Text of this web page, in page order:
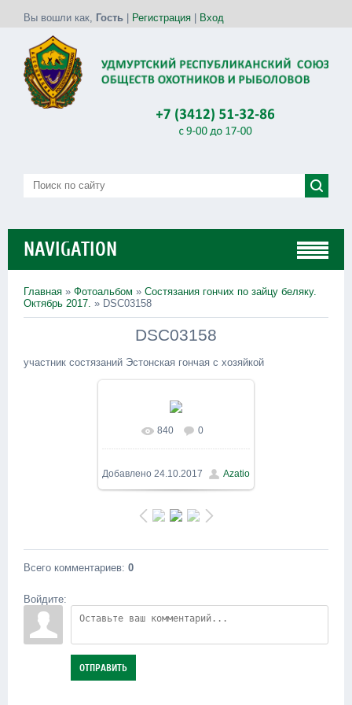
Вы вошли как, Гость Регистрация Вход
NAVIGATION
Главная » Фотоальбом » Состязания гончих по зайцу беляку.
Октябрь 2017. » DSC03158
DSC03158
участник состязаний Эстонская гончая с хозяйкой
В реальном размере
1200x900/ 320.7Kb
840 0
Добавлено 24.10.2017 Azatio
Всего комментариев: 0
Войдите:
ОТПРАВИТЬ